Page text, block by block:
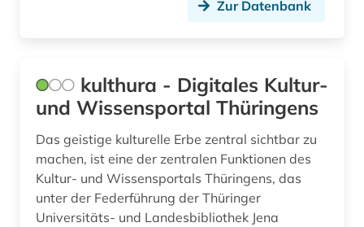
Zur Datenbank
kulthura - Digitales Kultur-
und Wissensportal Thüringens
Das geistige kulturelle Erbe zentral sichtbar zu
machen, ist eine der zentralen Funktionen des
Kultur- und Wissensportals Thüringens, das
unter der Federführung der Thüringer
Universitäts- und Landesbibliothek Jena